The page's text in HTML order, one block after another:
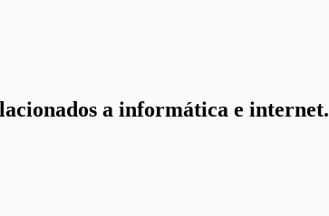
a informática e internet.